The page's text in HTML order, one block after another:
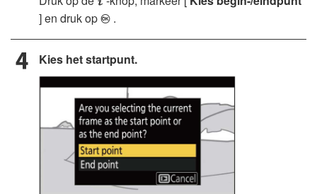
] en druk op J .
Kies het startpunt.